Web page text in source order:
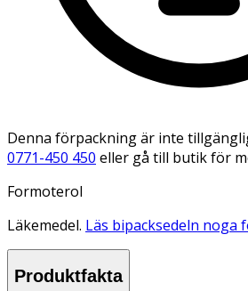
Denna förpackning är inte
0771-450 450 eller gå till butik för
Formoterol
Läkemedel. Läs bipacksedeln noga
Produktfakta